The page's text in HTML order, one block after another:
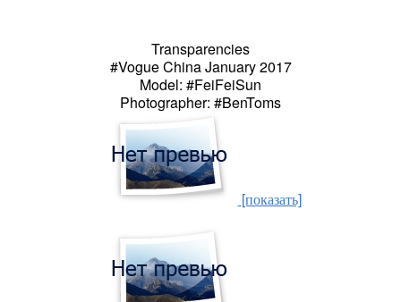
Transparencies
#Vogue China January 2017
Model: #FeiFeiSun
Photographer: #BenToms
[показать]